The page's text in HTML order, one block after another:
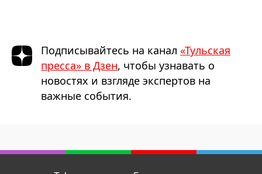
Подписывайтесь на канал «Тульская
пресса» в Дзен, чтобы узнавать о
новостях и взгляде экспертов на
важные события.